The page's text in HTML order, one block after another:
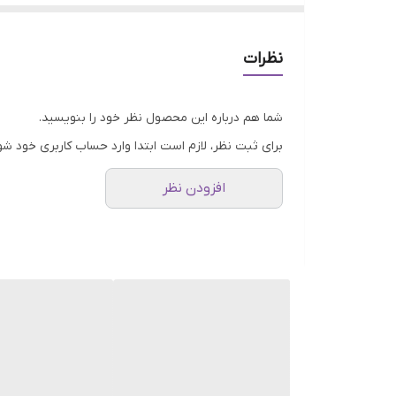
نظرات
شما هم درباره این محصول نظر خود را بنویسید.
برای ثبت نظر، لازم است ابتدا وارد حساب کاربری خود
افزودن نظر